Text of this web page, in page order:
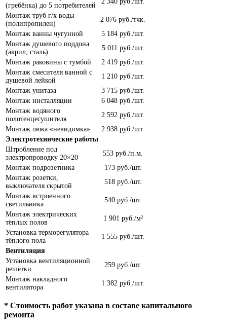
(гребёнка) до 5 потребителей
Монтаж труб г/х воды
(полипропилен)
2 076 руб./тчк.
Монтаж ванны чугунной
5 184 руб./шт.
Монтаж душевого поддона
(акрил, сталь)
5 011 руб./шт.
Монтаж раковины с тумбой
2 419 руб./шт.
Монтаж смесителя ванной с
душевой лейкой
1 210 руб./шт.
Монтаж унитаза
3 715 руб./шт.
Монтаж инсталляции
6 048 руб./шт.
Монтаж водяного
полотенцесушителя
2 592 руб./шт.
Монтаж люка «невидимка»
2 938 руб./шт.
Электротехнические работы
Штробление под
электропроводку 20×20
553 руб./п.м.
Монтаж подрозетника
173 руб./шт.
Монтаж розетки,
выключателя скрытой
518 руб./шт.
Монтаж встроенного
светильника
540 руб./шт.
Монтаж электрических
тёплых полов
1 901 руб./м²
Установка терморегулятора
тёплого пола
1 555 руб./шт.
Вентиляция
Установка вентиляционной
решётки
259 руб./шт.
Монтаж накладного
вентилятора
1 382 руб./шт.
* Стоимость работ указана в составе капитального
ремонта